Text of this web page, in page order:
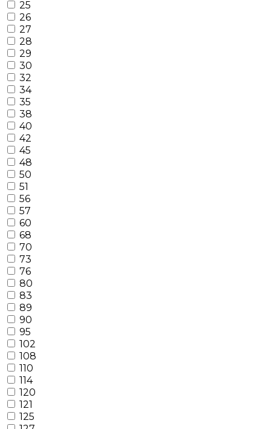
25
26
27
28
29
30
32
34
35
38
40
42
45
48
50
51
56
57
60
68
70
73
76
80
83
89
90
95
102
108
110
114
120
121
125